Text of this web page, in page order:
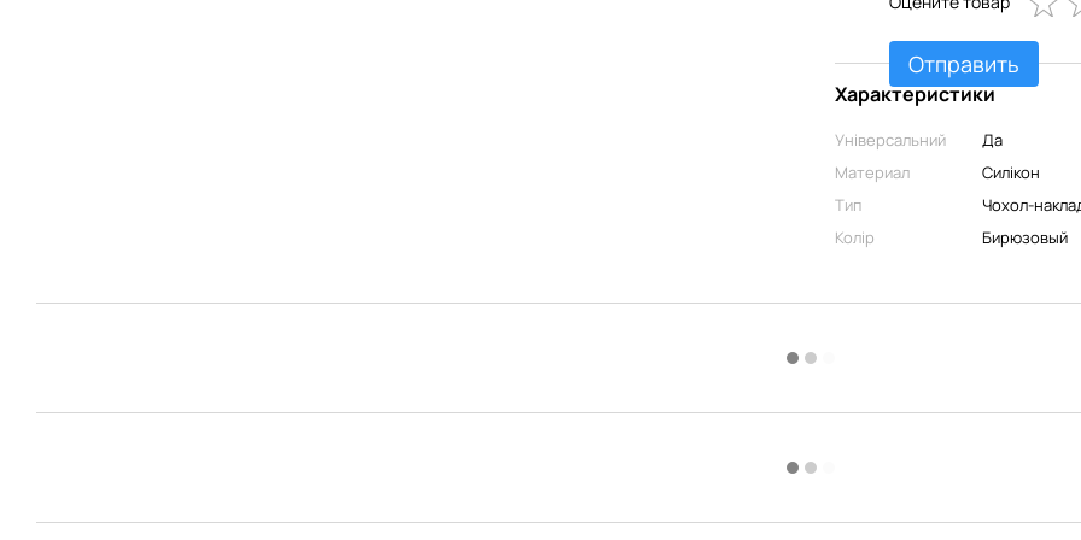
Отправить
Характеристики
Універсальний
Да
Материал
Силікон
Тип
Чохол-
Колір
Бирюзовый